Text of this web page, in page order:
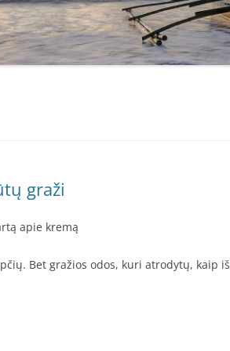
graži
apie kremą
Bet gražios odos, kuri atrodytų, kaip iš